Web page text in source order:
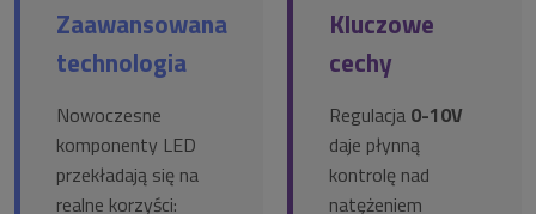
Zaawansowana
technologia
Nowoczesne
komponenty LED
przekładają się na
realne korzyści:
Kluczowe
cechy
Regulacja 0-10V
daje płynną
kontrolę nad
natężeniem